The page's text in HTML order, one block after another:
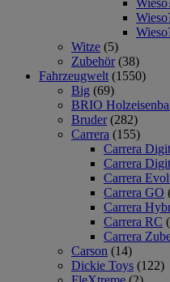
Witze (5)
Zubehör (38)
Fahrzeugwelt (1550)
Big (69)
BRIO
Bruder (282)
Carrera (155)
Carrera
Carrera
Carrera
Carrera GO
Carrera
Carrera RC
Carrera
Carson (14)
Dickie Toys (122)